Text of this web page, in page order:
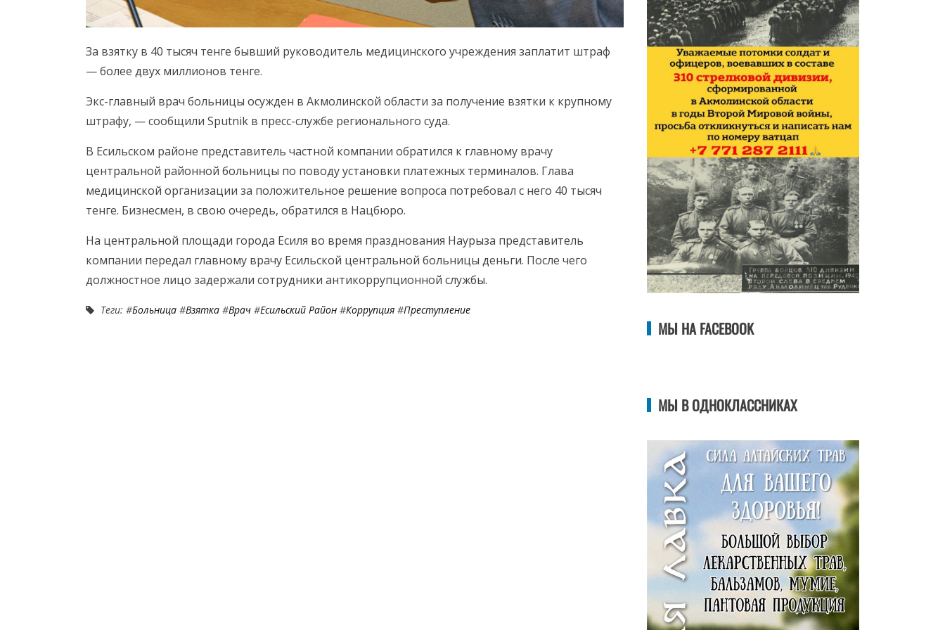
За взятку в 40 тысяч тенге бывший руководитель медицинского учреждения заплатит штраф
— более двух миллионов тенге.
Экс-главный врач больницы осужден в Акмолинской области за получение взятки к крупному
штрафу, — сообщили Sputnik в пресс-службе регионального суда.
В Есильском районе представитель частной компании обратился к главному врачу
центральной районной больницы по поводу установки платежных терминалов. Глава
медицинской организации за положительное решение вопроса потребовал с него 40 тысяч
тенге. Бизнесмен, в свою очередь, обратился в Нацбюро.
На центральной площади города Есиля во время празднования Наурыза представитель
компании передал главному врачу Есильской центральной больницы деньги. После чего
должностное лицо задержали сотрудники антикоррупционной службы.
Теги: #Больница #Взятка #Врач #Есильский Район #Коррупция #Преступление
МЫ НА FACEBOOK
МЫ В ОДНОКЛАССНИКАХ